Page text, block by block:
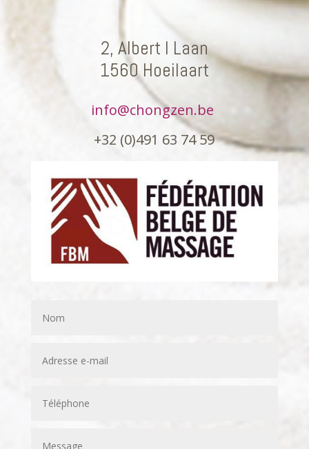
2, Albert I Laan
1560 Hoeilaart
info@chongzen.be
+32 (0)491 63 74 59